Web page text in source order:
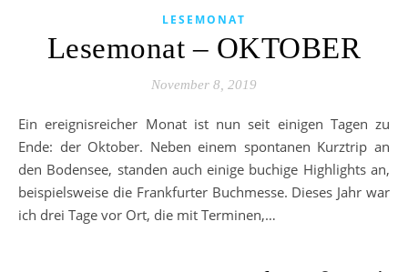
LESEMONAT
Lesemonat – OKTOBER
November 8, 2019
Ein ereignisreicher Monat ist nun seit einigen Tagen zu
Ende: der Oktober. Neben einem spontanen Kurztrip an
den Bodensee, standen auch einige buchige Highlights an,
beispielsweise die Frankfurter Buchmesse. Dieses Jahr war
ich drei Tage vor Ort, die mit Terminen,…